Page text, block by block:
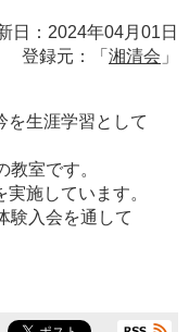
：2024年04月01日
登録元：「 湘清会 」
を生涯学習として
室です。
施しています。
験入会を通して